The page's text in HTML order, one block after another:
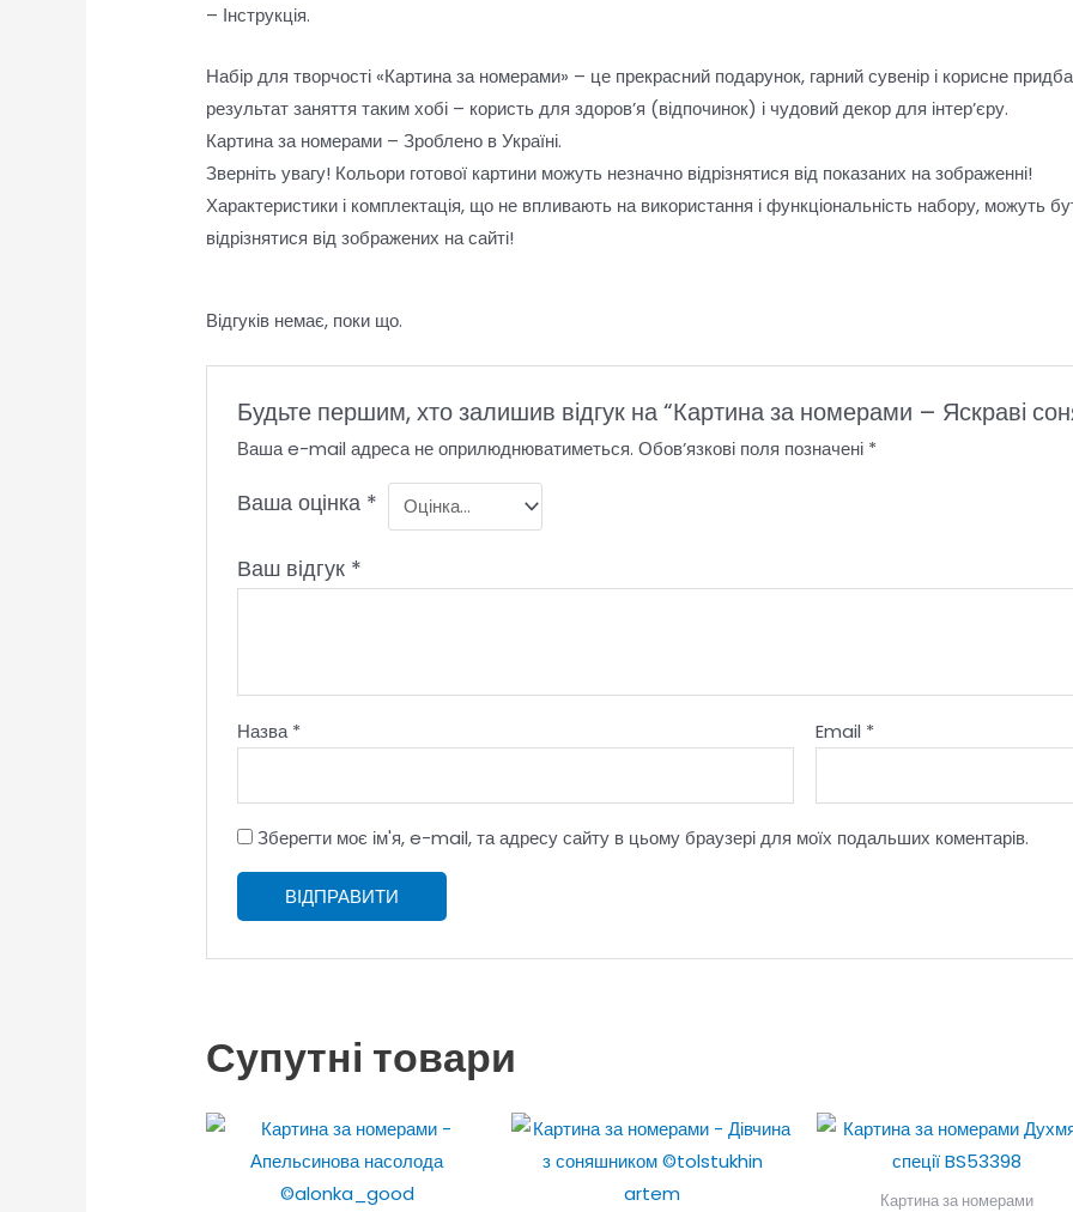
– Інструкція.
Набір для творчості «Картина за номерами» – це прекрасний подарунок, гарний сувенір і корисне
результат заняття таким хобі – користь для здоров’я (відпочинок) і чудовий декор для інтер’єру.
Картина за номерами – Зроблено в Україні.
Зверніть увагу! Кольори готової картини можуть незначно відрізнятися від показаних на зображенні!
Характеристики і комплектація, що не впливають на використання і функціональність набору, можуть
відрізнятися від зображених на сайті!
Відгуків немає, поки що.
Будьте першим, хто залишив відгук на “Картина за номерами – Яскраві
Ваша e-mail адреса не оприлюднюватиметься. Обов’язкові поля позначені *
Ваша оцінка *
Ваш відгук *
Назва* Email *
Зберегти моє ім'я, e-mail, та адресу сайту в цьому браузері для моїх подальших коментарів.
Супутні товари
Картина за номерами